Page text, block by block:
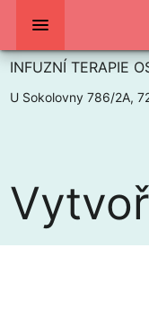
menu
INFUZNÍ TERAPIE
U Sokolovny 786/2A,